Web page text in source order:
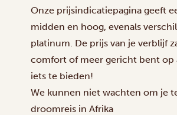
Onze prijsindicatiepagina geeft
midden en hoog, evenals
platinum. De prijs van je verblijf
comfort of meer gericht bent op
iets te bieden!
We kunnen niet wachten om je
droomreis in Afrika